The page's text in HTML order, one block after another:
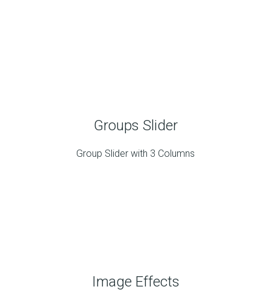
Groups Slider
Group Slider with 3 Columns
Image Effects